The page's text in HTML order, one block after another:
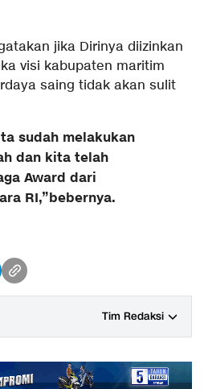
jika Dirinya diizinkan
visi kabupaten maritim
saing tidak akan sulit
sudah melakukan
dan kita telah
Award dari
RI,”bebernya.
Tim Redaksi